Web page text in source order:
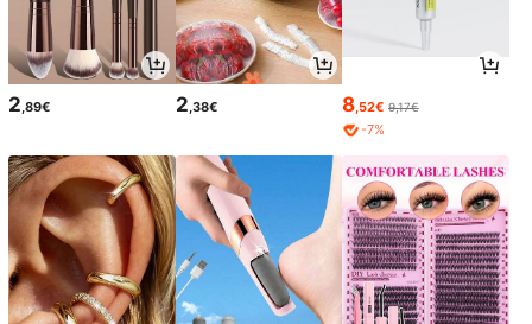
2 ,89€ 2 ,38€ 8 ,52€ 9,17€
-7%